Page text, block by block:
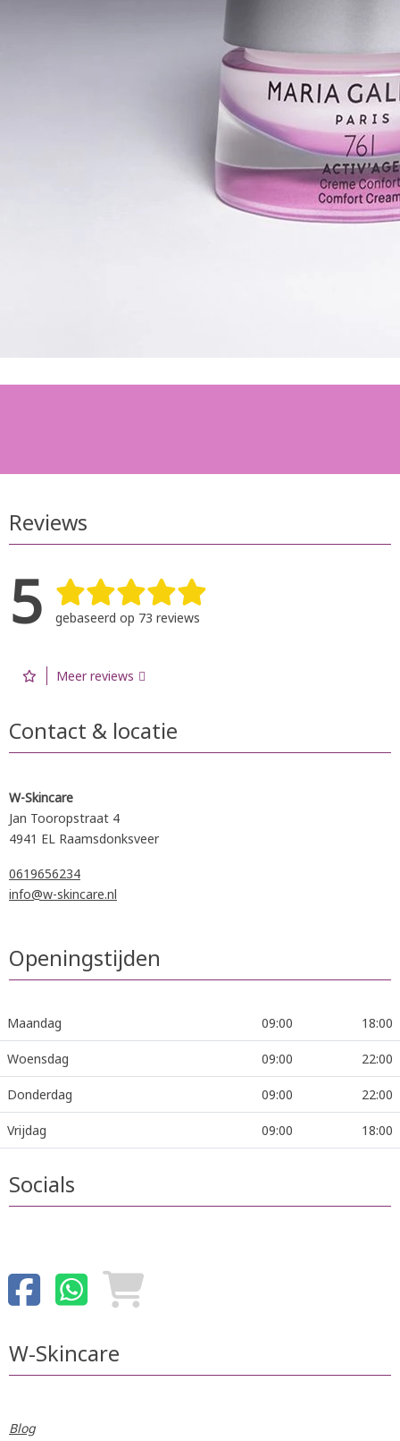
Reviews
5 gebaseerd op 73 reviews
Meer reviews
Contact & locatie
W-Skincare
Jan Tooropstraat 4
4941 EL Raamsdonksveer
0619656234
info@w-skincare.nl
Openingstijden
Maandag 09:00 18:00
Woensdag 09:00 22:00
Donderdag 09:00 22:00
Vrijdag 09:00 18:00
Socials
W-Skincare
Blog